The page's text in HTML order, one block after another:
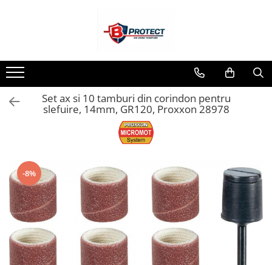
Atomizoare si pulverizatoare
Atomizoare
Pulverizatoare
Aspiratoare , suflante si tocatoare
Masini spalat cu presiune
Scule si unelte gradina
Diverse
Drujbe
Accesorii drujbe
Drujbe electrice
Set ax si 10 tamburi din corindon pentru
slefuire, 14mm, GR120, Proxxon 28978
-8%